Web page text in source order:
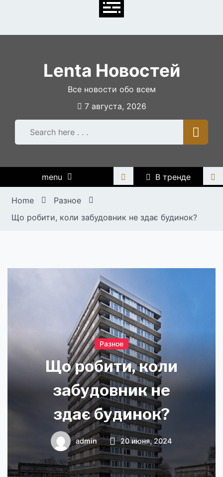
Lenta Новостей
Все новости обо всем
7 августа, 2026
menu В тренде
Home
Разное
Що робити, коли забудовник не здає будинок?
Разное
Що робити, коли
забудовник не
здає будинок?
admin 20 июня, 2024